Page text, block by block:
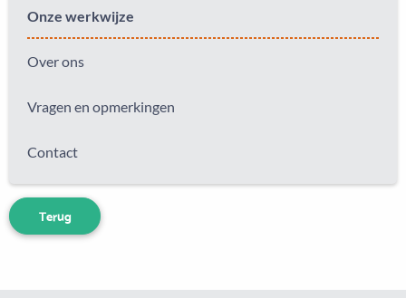
Onze werkwijze
Over ons
Vragen en opmerkingen
Contact
Terug